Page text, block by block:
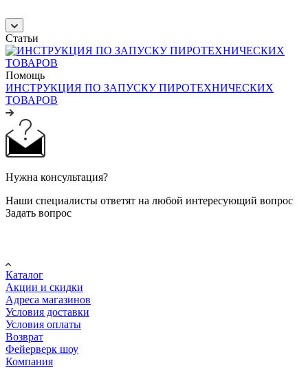
Статьи
Помощь
ИНСТРУКЦИЯ ПО ЗАПУСКУ ПИРОТЕХНИЧЕСКИХ
ТОВАРОВ
Нужна консультация?
Наши специалисты ответят на любой интересующий вопрос
Задать вопрос
Каталог
Акции и скидки
Адреса магазинов
Условия доставки
Условия оплаты
Возврат
Фейерверк шоу
Компания